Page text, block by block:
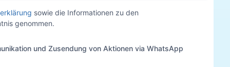
sowie die Informationen zu den
genommen.
und Zusendung von Aktionen via WhatsApp